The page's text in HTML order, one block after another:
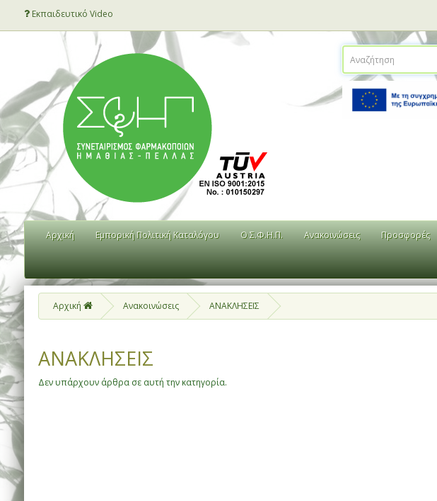
Εκπαιδευτικό Video
Αρχική Εμπορική Πολιτική Καταλόγου Ο Σ.Φ.Η.Π. Ανακοινώσεις Προσφορές
Αρχική Ανακοινώσεις ΑΝΑΚΛΗΣΕΙΣ
ΑΝΑΚΛΗΣΕΙΣ
Δεν υπάρχουν άρθρα σε αυτή την κατηγορία.